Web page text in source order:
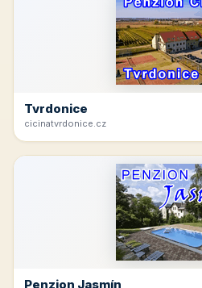
Tvrdonice
cicinatvrdonice.cz
Penzion Jasmín